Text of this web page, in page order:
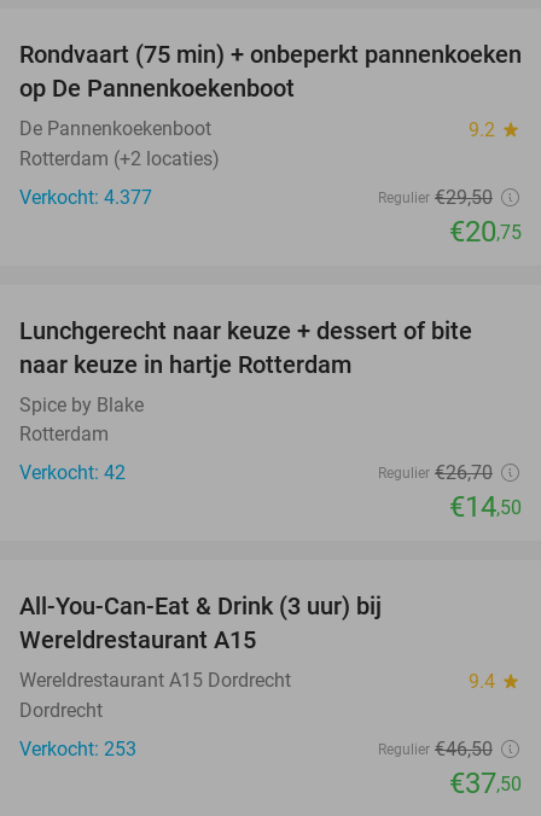
30%
Rondvaart (75 min) + onbeperkt pannenkoeken
op De Pannenkoekenboot
De Pannenkoekenboot 9.2 star
Rotterdam (+2 locaties)
Verkocht: 4.377
Regulier €29,50
€20,75
46%
Lunchgerecht naar keuze + dessert of bite
naar keuze in hartje Rotterdam
Spice by Blake
Rotterdam
Verkocht: 42
Regulier €26,70
€14,50
All-You-Can-Eat & Drink (3 uur) bij
Wereldrestaurant A15
Wereldrestaurant A15 Dordrecht 9.4 star
Dordrecht
Verkocht: 253
Regulier €46,50
€37,50